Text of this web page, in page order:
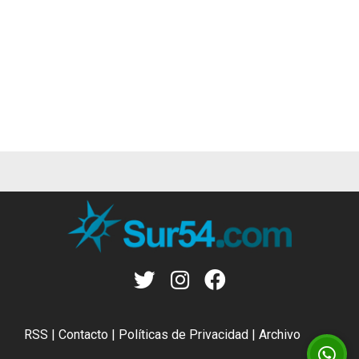
RSS Contacto Políticas de Privacidad Archivo